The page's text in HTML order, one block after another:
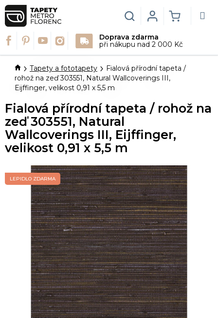
Přejít
na
obsah
Doprava zdarma
při nákupu nad 2 000 Kč
Hledat
KOŠÍK
Login
DomůTapety a fototapety
Fialová přírodní tapeta /
rohož na zeď 303551, Natural Wallcoverings III,
Eijffinger, velikost 0,91 x 5,5 m
Fialová přírodní tapeta / rohož na
zeď 303551, Natural
Wallcoverings III, Eijffinger,
velikost 0,91 x 5,5 m
LEPIDLO ZDARMA